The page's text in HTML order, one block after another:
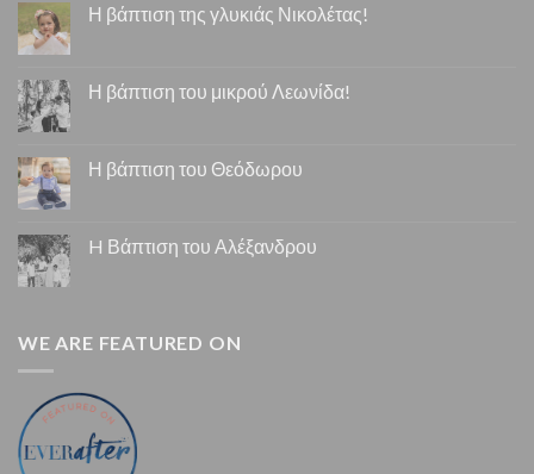
Η βάπτιση της γλυκιάς Νικολέτας!
Η βάπτιση του μικρού Λεωνίδα!
Η βάπτιση του Θεόδωρου
H Βάπτιση του Αλέξανδρου
WE ARE FEATURED ON